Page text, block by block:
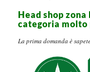
Head shop
categoria molto
La prima domanda è